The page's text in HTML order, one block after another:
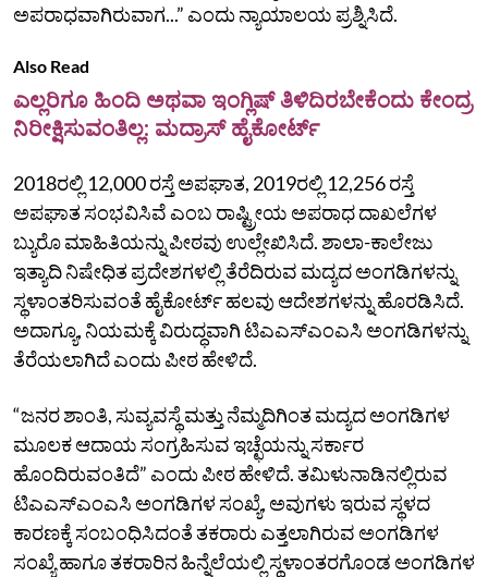
ಅಪರಾಧವಾಗಿರುವಾಗ...” ಎಂದು ನ್ಯಾಯಾಲಯ ಪ್ರಶ್ನಿಸಿದೆ.
Also Read
ಎಲ್ಲರಿಗೂ ಹಿಂದಿ ಅಥವಾ ಇಂಗ್ಲಿಷ್‌ ತಿಳಿದಿರಬೇಕೆಂದು ಕೇಂದ್ರ
ನಿರೀಕ್ಷಿಸುವಂತಿಲ್ಲ: ಮದ್ರಾಸ್‌ ಹೈಕೋರ್ಟ್‌
2018ರಲ್ಲಿ 12,000 ರಸ್ತೆ ಅಪಘಾತ, 2019ರಲ್ಲಿ 12,256 ರಸ್ತೆ
ಅಪಘಾತ ಸಂಭವಿಸಿವೆ ಎಂಬ ರಾಷ್ಟ್ರೀಯ ಅಪರಾಧ ದಾಖಲೆಗಳ
ಬ್ಯುರೊ ಮಾಹಿತಿಯನ್ನು ಪೀಠವು ಉಲ್ಲೇಖಿಸಿದೆ. ಶಾಲಾ-ಕಾಲೇಜು
ಇತ್ಯಾದಿ ನಿಷೇಧಿತ ಪ್ರದೇಶಗಳಲ್ಲಿ ತೆರೆದಿರುವ ಮದ್ಯದ ಅಂಗಡಿಗಳನ್ನು
ಸ್ಥಳಾಂತರಿಸುವಂತೆ ಹೈಕೋರ್ಟ್‌ ಹಲವು ಆದೇಶಗಳನ್ನು ಹೊರಡಿಸಿದೆ.
ಅದಾಗ್ಯೂ, ನಿಯಮಕ್ಕೆ ವಿರುದ್ಧವಾಗಿ ಟಿಎಎಸ್‌ಎಂಎಸಿ ಅಂಗಡಿಗಳನ್ನು
ತೆರೆಯಲಾಗಿದೆ ಎಂದು ಪೀಠ ಹೇಳಿದೆ.
“ಜನರ ಶಾಂತಿ, ಸುವ್ಯವಸ್ಥೆ ಮತ್ತು ನೆಮ್ಮದಿಗಿಂತ ಮದ್ಯದ ಅಂಗಡಿಗಳ
ಮೂಲಕ ಆದಾಯ ಸಂಗ್ರಹಿಸುವ ಇಚ್ಛೆಯನ್ನು ಸರ್ಕಾರ
ಹೊಂದಿರುವಂತಿದೆ” ಎಂದು ಪೀಠ ಹೇಳಿದೆ. ತಮಿಳುನಾಡಿನಲ್ಲಿರುವ
ಟಿಎಎಸ್‌ಎಂಎಸಿ ಅಂಗಡಿಗಳ ಸಂಖ್ಯೆ, ಅವುಗಳು ಇರುವ ಸ್ಥಳದ
ಕಾರಣಕ್ಕೆ ಸಂಬಂಧಿಸಿದಂತೆ ತಕರಾರು ಎತ್ತಲಾಗಿರುವ ಅಂಗಡಿಗಳ
ಸಂಖ್ಯೆ ಹಾಗೂ ತಕರಾರಿನ ಹಿನ್ನೆಲೆಯಲ್ಲಿ ಸ್ಥಳಾಂತರಗೊಂಡ ಅಂಗಡಿಗಳ